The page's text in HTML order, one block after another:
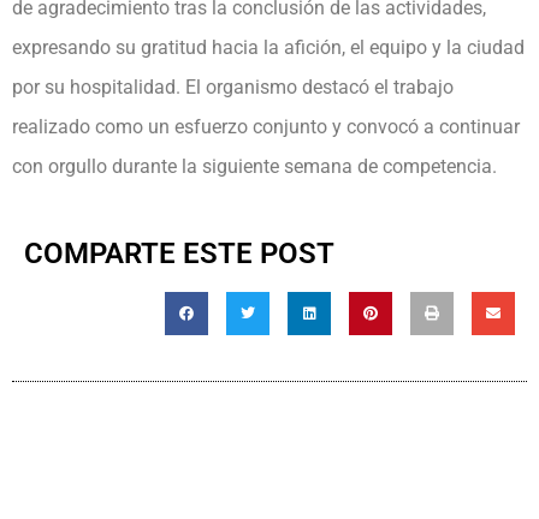
de agradecimiento tras la conclusión de las actividades,
expresando su gratitud hacia la afición, el equipo y la ciudad
por su hospitalidad. El organismo destacó el trabajo
realizado como un esfuerzo conjunto y convocó a continuar
con orgullo durante la siguiente semana de competencia.
COMPARTE ESTE POST